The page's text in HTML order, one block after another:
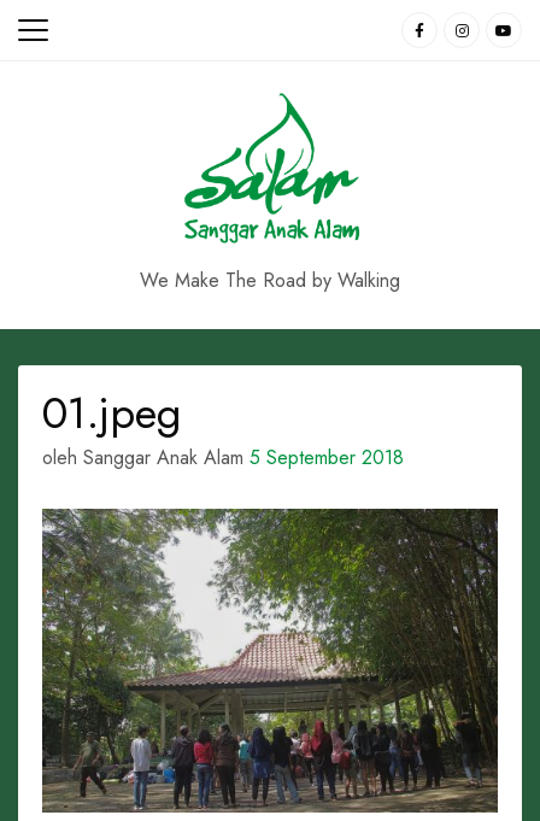
Skip
We Make The Road by Walking
01.jpeg
oleh Sanggar Anak Alam 5 September 2018